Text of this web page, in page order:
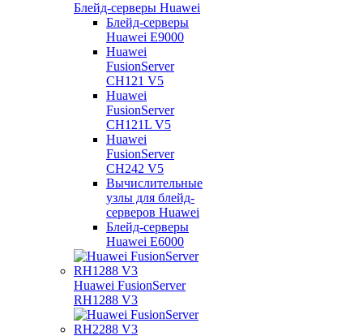
Блейд-серверы Huawei
Блейд-серверы
Huawei E9000
Huawei
FusionServer
CH121 V5
Huawei
FusionServer
CH121L V5
Huawei
FusionServer
CH242 V5
Вычислительные
узлы для блейд-
серверов Huawei
Блейд-серверы
Huawei E6000
Huawei FusionServer
RH1288 V3